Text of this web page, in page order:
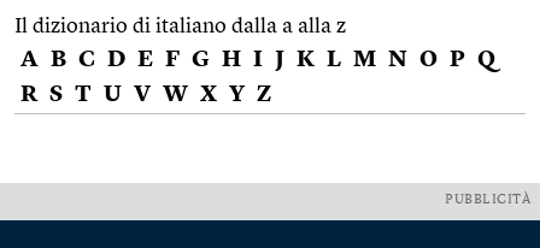
Il dizionario di italiano dalla a alla z
A B C D E F G H I J K L M N O P Q
R S T U V W X Y Z
PUBBLICITÀ